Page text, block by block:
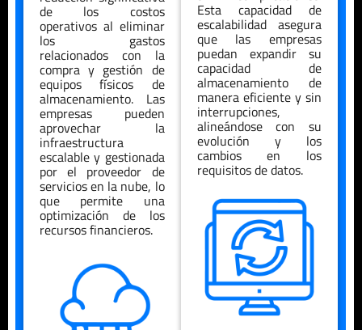
de los costos
operativos al eliminar
los gastos
relacionados con la
compra y gestión de
equipos físicos de
almacenamiento. Las
empresas pueden
aprovechar la
infraestructura
escalable y gestionada
por el proveedor de
servicios en la nube, lo
que permite una
optimización de los
recursos financieros.
Esta capacidad de
escalabilidad asegura
que las empresas
puedan expandir su
capacidad de
almacenamiento de
manera eficiente y sin
interrupciones,
alineándose con su
evolución y los
cambios en los
requisitos de datos.